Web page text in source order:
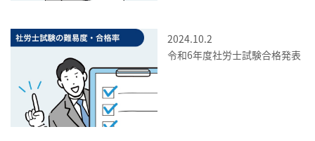
2024.10.2
令和6年度社労士試験合格発表